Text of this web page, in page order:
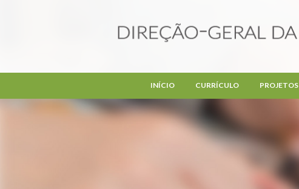
INÍCIO CURRÍCULO PROJETOS